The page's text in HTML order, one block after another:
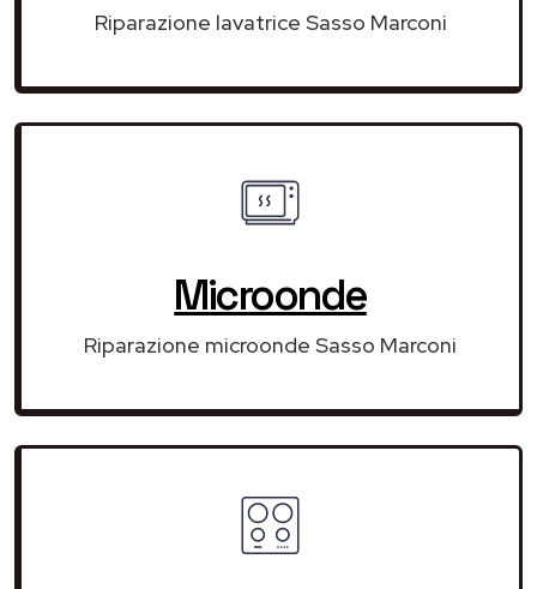
Riparazione lavatrice Sasso Marconi
Microonde
Riparazione microonde Sasso Marconi